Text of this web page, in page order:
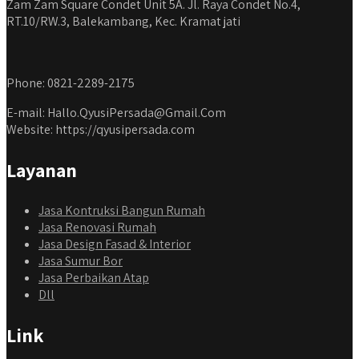
Zam Zam Square Condet Unit 5A. Jl. Raya Condet No.4,
RT.10/RW.3, Balekambang, Kec. Kramat jati
Phone: 0821-2289-2175
E-mail: Hallo.QyusiPersada@Gmail.Com
Website: https://qyusipersada.com
Layanan
Jasa Kontruksi Bangun Rumah
Jasa Renovasi Rumah
Jasa Design Fasad & Interior
Jasa Sumur Bor
Jasa Perbaikan Atap
Dll
Link